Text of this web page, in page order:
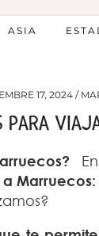
ASIA
17, 2024
PARA
En
Marruecos: